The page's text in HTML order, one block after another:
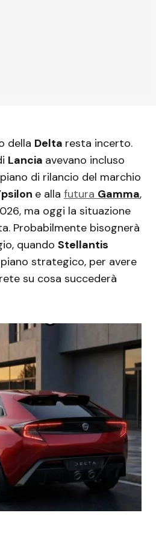
della Delta resta incerto.
Lancia avevano incluso
di rilancio del marchio
e alla futura Gamma,
ma oggi la situazione
Probabilmente bisognerà
quando Stellantis
strategico, per avere
su cosa succederà